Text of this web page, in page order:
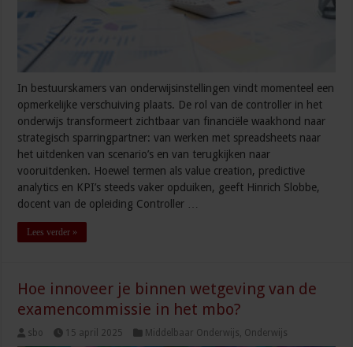
In bestuurskamers van onderwijsinstellingen vindt momenteel een
opmerkelijke verschuiving plaats. De rol van de controller in het
onderwijs transformeert zichtbaar van financiële waakhond naar
strategisch sparringpartner: van werken met spreadsheets naar
het uitdenken van scenario’s en van terugkijken naar
vooruitdenken. Hoewel termen als value creation, predictive
analytics en KPI’s steeds vaker opduiken, geeft Hinrich Slobbe,
docent van de opleiding Controller …
Lees verder »
Hoe innoveer je binnen wetgeving van de
examencommissie in het mbo?
sbo 15 april 2025 Middelbaar Onderwijs, Onderwijs